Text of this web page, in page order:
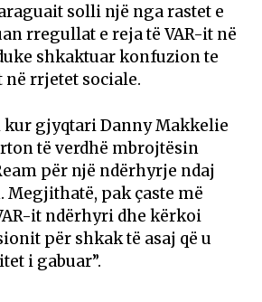
solli një nga rastet e
rregullat e reja të VAR-it në
shkaktuar konfuzion te
në rrjetet sociale.
gjyqtari Danny Makkelie
të verdhë mbrojtësin
për një ndërhyrje ndaj
pak çaste më
it ndërhyri dhe kërkoi
për shkak të asaj që u
i gabuar”.